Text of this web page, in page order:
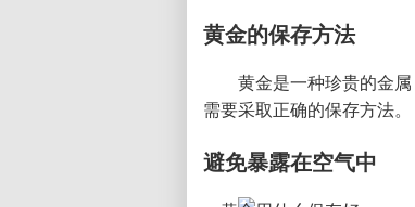
黄金的保存方法
黄金是一种珍贵的金
需要采取正确的保存方法。
避免暴露在空气中